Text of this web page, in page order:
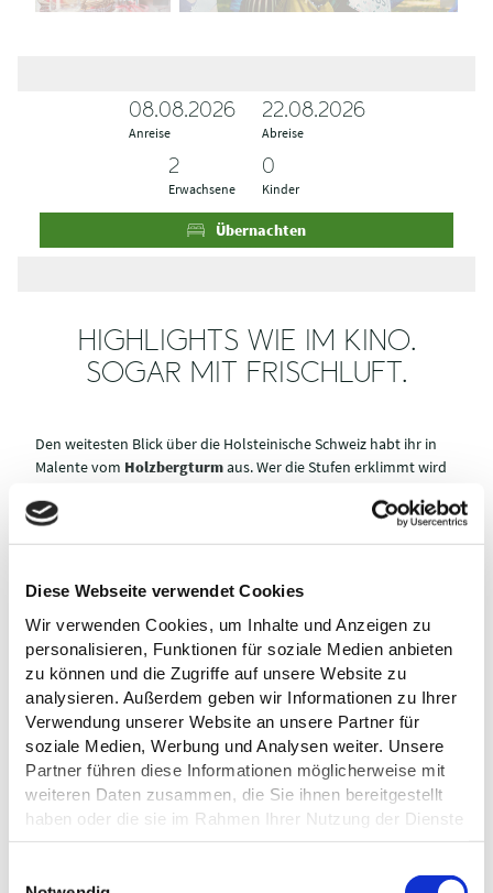
Diese Webseite verwendet Cookies
Wir verwenden Cookies, um Inhalte und Anzeigen zu
personalisieren, Funktionen für soziale Medien anbieten
zu können und die Zugriffe auf unsere Website zu
analysieren. Außerdem geben wir Informationen zu Ihrer
Verwendung unserer Website an unsere Partner für
soziale Medien, Werbung und Analysen weiter. Unsere
Partner führen diese Informationen möglicherweise mit
weiteren Daten zusammen, die Sie ihnen bereitgestellt
haben oder die sie im Rahmen Ihrer Nutzung der Dienste
gesammelt haben.
Anreise
08.08.2026
Abreise
22.08.2026
s
e
s
e
Erwachsene Kinder
Übernachten
HIGHLIGHTS WIE IM KINO.
SOGAR MIT FRISCHLUFT.
Den weitesten Blick über die Holsteinische Schweiz habt ihr in
Malente vom Holzbergturmaus. Wer die Stufen erklimmt wird
Blick belohnt. Bei klarem Wetter erspäht ihr am Horizont sogar
ihren Trippel-Trappel-Ponys baden gingen. Bei Ferien im
aufleben lassen. Vielleicht lasst ihr euch aber noch lieber
während eines Schiffsausflugs mit der5-Seen-Fahrt &
Kellersee-Fahrt den frischen Seewind um die Nase wehen und
erlebt den Urlaubsort Malente vom Wasser aus?